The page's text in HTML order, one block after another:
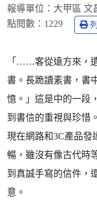
報導單位： 大甲區 文
點閱數： 1229
「……客從遠方來，
書。長跪讀素書，書
憶。」這是中的一段
到書信的重視與珍惜。
現在網路和3C產品發
暢，雖沒有像古代時
到真誠手寫的信件，
意。